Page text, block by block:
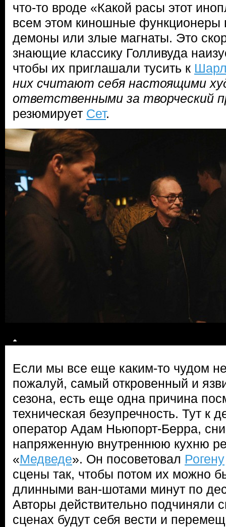
что-то вроде «Какой расы этот
всем этом киношные функционеры
демоны или злые магнаты. Это
знающие классику Голливуда
чтобы их приглашали тусить к
них считают себя настоящими
ответственными за творческий
резюмирует Сет.
Если мы все еще каким-то чудом
пожалуй, самый откровенный и
сезона, есть еще одна причина
техническая безупречность. Тут к
оператор Адам Ньюпорт-Берра,
напряженную внутреннюю кухню
«Медведе». Он посоветовал Рогену
сцены так, чтобы потом их можно
длинными ван-шотами минут по
Авторы действительно подчиняли
сценах будут себя вести и